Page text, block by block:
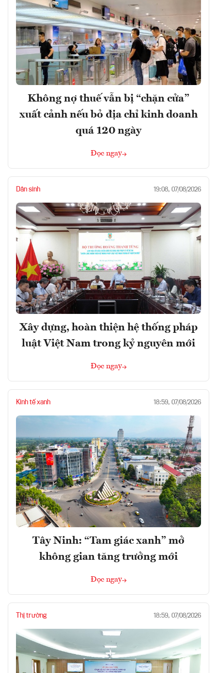
Không nợ thuế vẫn bị “chặn cửa”
xuất cảnh nếu bỏ địa chỉ kinh doanh
quá 120 ngày
Đọc ngay
Dân sinh 19:08, 07/08/2026
Xây dựng, hoàn thiện hệ thống pháp
luật Việt Nam trong kỷ nguyên mới
Đọc ngay
Kinh tế xanh 18:59, 07/08/2026
Tây Ninh: “Tam giác xanh” mở
không gian tăng trưởng mới
Đọc ngay
Thị trường 18:59, 07/08/2026